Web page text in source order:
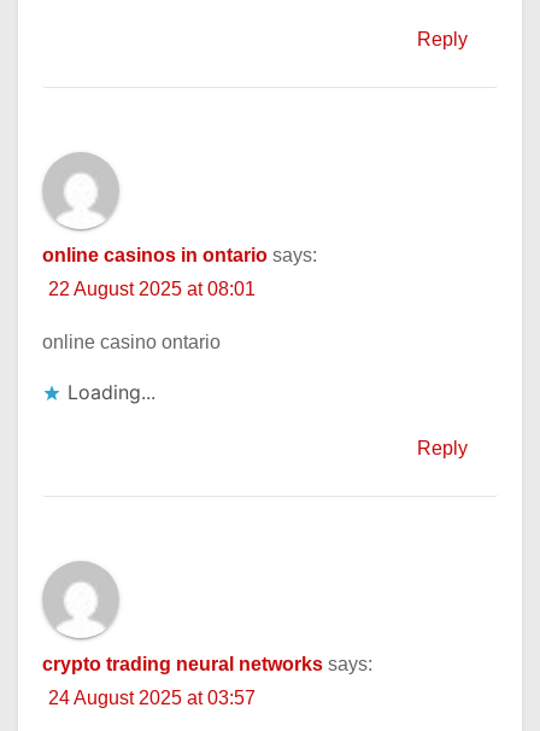
Reply
online casinos in ontario says:
22 August 2025 at 08:01
online casino ontario
Loading...
Reply
crypto trading neural networks says:
24 August 2025 at 03:57